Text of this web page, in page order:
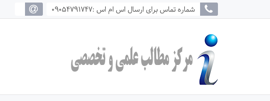
شماره تماس برای ارسال اس ام اس :09054791747